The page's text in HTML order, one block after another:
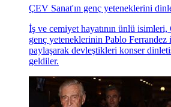
ÇEV Sanat'ın genç yeteneklerini
İş ve cemiyet hayatının ünlü isimleri,
genç yeteneklerinin Pablo Ferrandez
paylaşarak devleştikleri konser
geldiler.